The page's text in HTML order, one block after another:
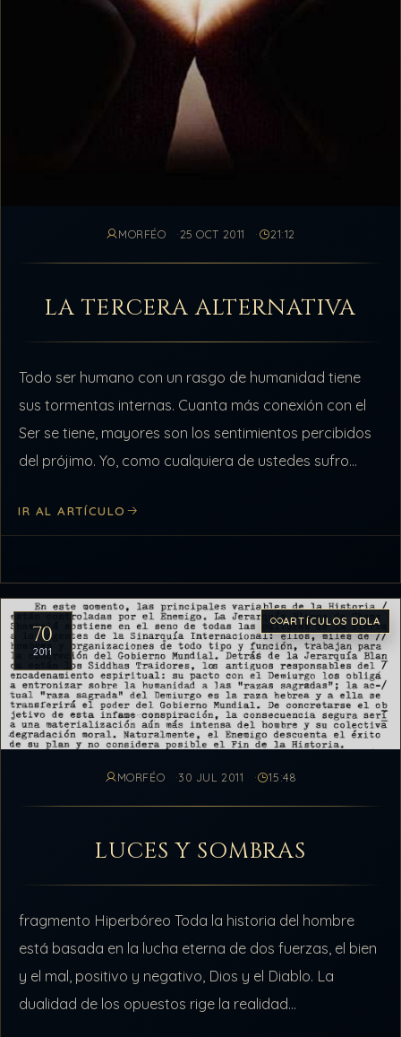
MORFÉO 25 OCT 2011 21:12
LA TERCERA ALTERNATIVA
Todo ser humano con un rasgo de humanidad tiene
sus tormentas internas. Cuanta más conexión con el
Ser se tiene, mayores son los sentimientos percibidos
del prójimo. Yo, como cualquiera de ustedes sufro
IR AL ARTÍCULO
70
2011
ARTÍCULOS DDLA
MORFÉO 30 JUL 2011 15:48
LUCES Y SOMBRAS
fragmento Hiperbóreo Toda la historia del hombre
está basada en la lucha eterna de dos fuerzas, el bien
y el mal, positivo y negativo, Dios y el Diablo. La
dualidad de los opuestos rige la realidad…